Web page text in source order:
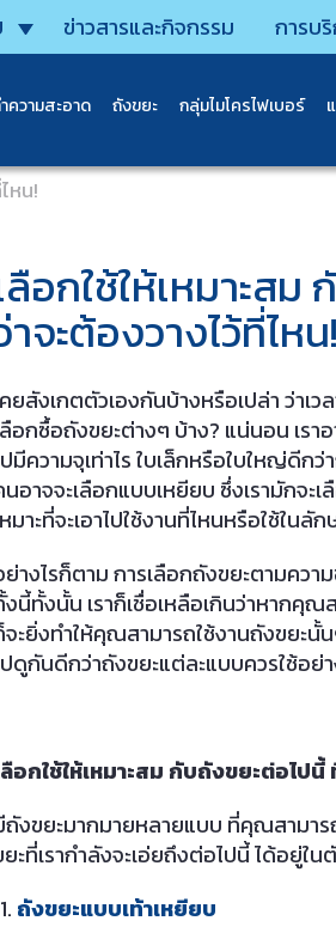
ข่าวสารและกิจกรรม การบ
วามสะอาด ถังขยะ กลุ่มไมโครไฟเบอร์
หน!
ลือกใช้ให้เหมาะส
าจะต้องวางไว้ที่ไหน!
ยสังเกตตัวเองกันบ้างหรือเปล่า ว่าเว
ลือกซื้อถังขยะต่างๆ บ้าง? แน่นอน เร
มีความจุเท่าไร ใบเล็กหรือใบใหญ่ดีก
อาจจะเลือกแบบเหยียบ ซึ่งเรามักจะ
มาะที่จะเอาไปใช้งานที่ไหนหรือใช้ในลั
างไรก็ตาม การเลือกถังขยะตามควา
นี้ทั้งนั้น เราก็เชื่อเหลือเกินว่าหากคุณ
ะยิ่งทำให้คุณสามารถใช้งานถังขยะนั้
ดูกันดีกว่าถังขยะแต่ละแบบควรใช้อย่า
ลือกใช้ให้เหมาะสม กับถังขยะต่อไป
ถังขยะมากมายหลายแบบ ที่คุณสามา
ะที่เรากำลังจะเอ่ยถึงต่อไปนี้ ได้อยู่ใ
ถังขยะแบบเท้าเหยียบ